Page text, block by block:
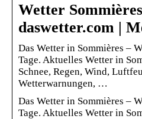
Wetter
daswetter.com |
Das Wetter in Sommières –
Tage. Aktuelles Wetter in
Schnee, Regen, Wind,
Wetterwarnungen, …
Das Wetter in Sommières –
Tage. Aktuelles Wetter in